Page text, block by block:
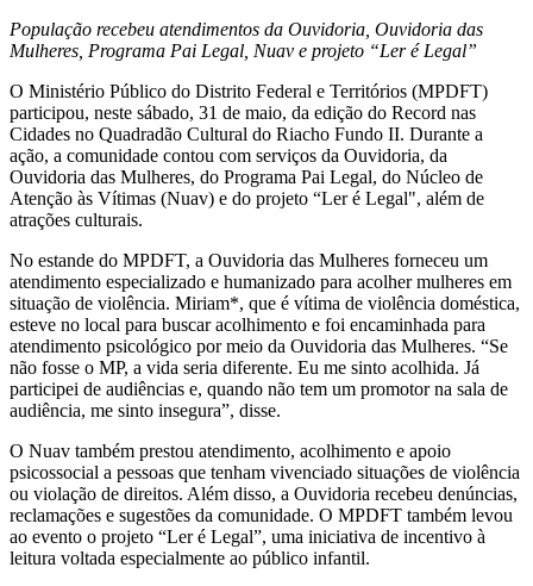
População recebeu atendimentos da Ouvidoria, Ouvidoria das
Mulheres, Programa Pai Legal, Nuav e projeto “Ler é Legal”
O Ministério Público do Distrito Federal e Territórios (MPDFT)
participou, neste sábado, 31 de maio, da edição do Record nas
Cidades no Quadradão Cultural do Riacho Fundo II. Durante a
ação, a comunidade contou com serviços da Ouvidoria, da
Ouvidoria das Mulheres, do Programa Pai Legal, do Núcleo de
Atenção às Vítimas (Nuav) e do projeto “Ler é Legal", além de
atrações culturais.
No estande do MPDFT, a Ouvidoria das Mulheres forneceu um
atendimento especializado e humanizado para acolher mulheres em
situação de violência. Miriam*, que é vítima de violência doméstica,
esteve no local para buscar acolhimento e foi encaminhada para
atendimento psicológico por meio da Ouvidoria das Mulheres. “Se
não fosse o MP, a vida seria diferente. Eu me sinto acolhida. Já
participei de audiências e, quando não tem um promotor na sala de
audiência, me sinto insegura”, disse.
O Nuav também prestou atendimento, acolhimento e apoio
psicossocial a pessoas que tenham vivenciado situações de violência
ou violação de direitos. Além disso, a Ouvidoria recebeu denúncias,
reclamações e sugestões da comunidade. O MPDFT também levou
ao evento o projeto “Ler é Legal”, uma iniciativa de incentivo à
leitura voltada especialmente ao público infantil.